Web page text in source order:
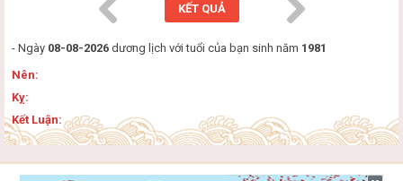
- Ngày 08-08-2026 dương lịch với tuổi của bạn sinh năm 1981
Nên:
Kỵ:
Kết Luận: